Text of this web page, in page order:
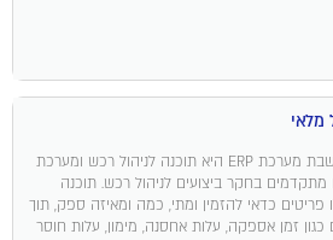
מלאי
בנוסף להנהלת חשבונות, חשבשבת מערכת ERP היא תוכנה לניהול רכש ומערכת
מתקדמים בחקר ביצועים לניהול רכש. תוכנה
פריטים כדאי להזמין ומתי, כמה ומאיזה ספק, תוך
זמן אספקה, עלות אחסנה, מימון, עלות חוסר